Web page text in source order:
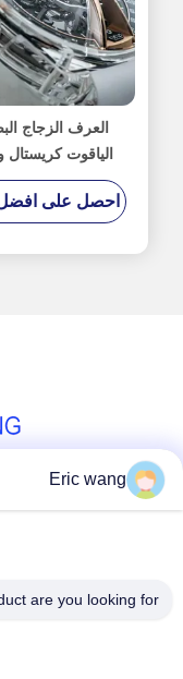
العرف الزجاج
الياقوت
المحوراحصل على
Eric wang
are you looking for?